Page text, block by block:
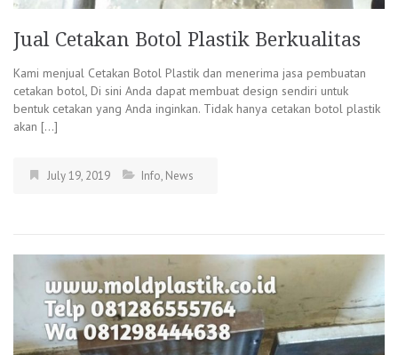
Jual Cetakan Botol Plastik Berkualitas
Kami menjual Cetakan Botol Plastik dan menerima jasa pembuatan
cetakan botol, Di sini Anda dapat membuat design sendiri untuk
bentuk cetakan yang Anda inginkan. Tidak hanya cetakan botol plastik
akan […]
July 19, 2019 Info, News